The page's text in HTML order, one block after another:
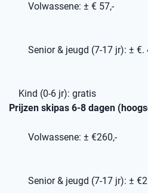
Volwassene: ± € 57,-
Senior & jeugd (7-17 jr): ± €.
Kind (0-6 jr): gratis
Prijzen skipas 6-8 dagen
Volwassene: ± €260,-
Senior & jeugd (7-17 jr): ±